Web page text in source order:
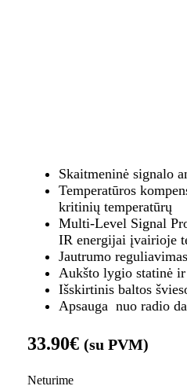
Skaitmeninė signalo
Temperatūros
kritinių temperatūrų
Multi-Level Signal
IR energijai įvairioje
Jautrumo
Aukšto lygio statinė
Išskirtinis baltos
Apsauga nuo radio
33.90€ (su PVM)
Neturime